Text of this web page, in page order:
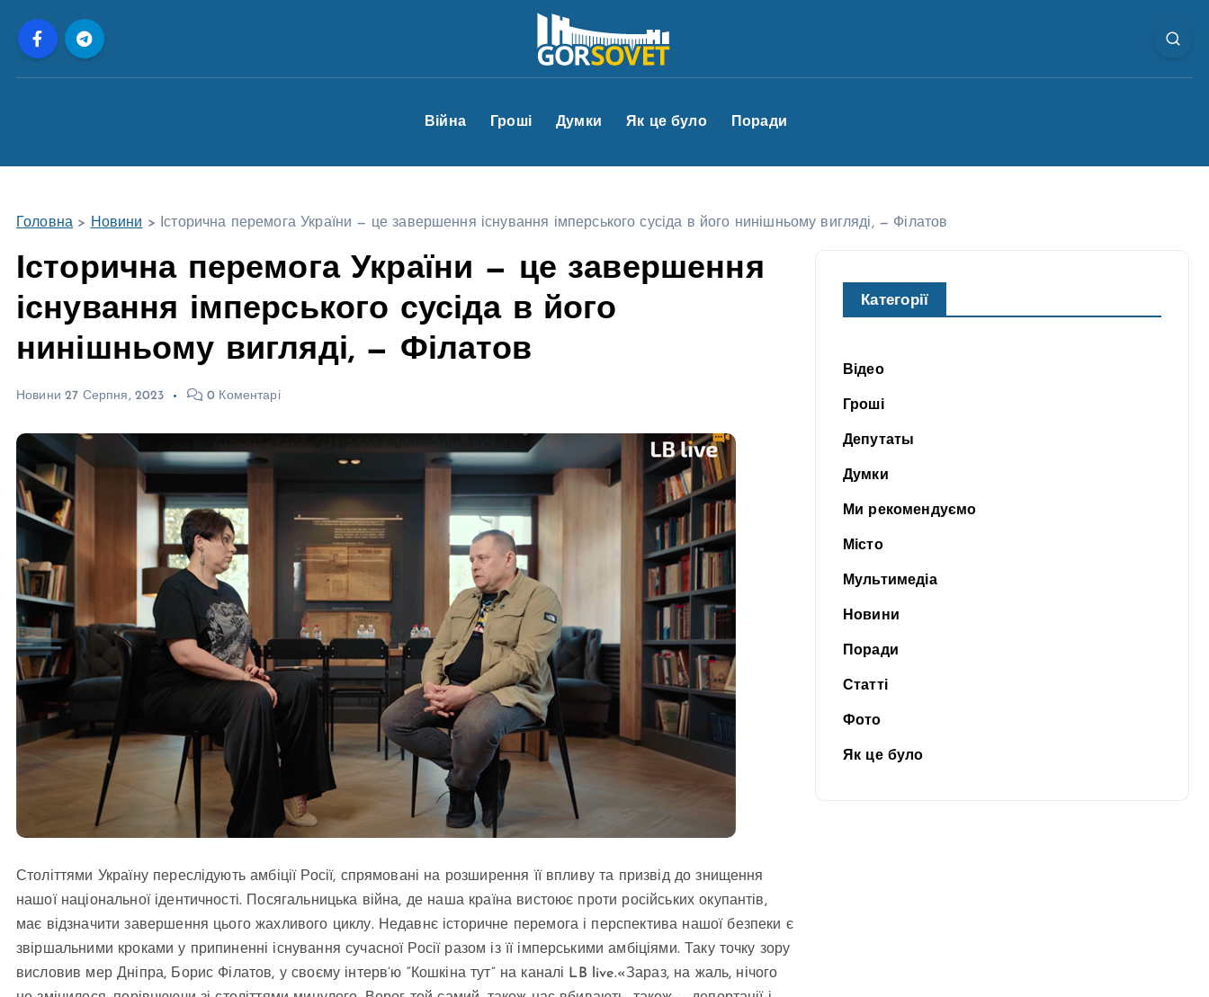
Війна Гроші Думки Як це було Поради
Головна > Новини > Історична перемога України — це завершення існування імперського сусіда в його нинішньому вигляді, — Філатов
Історична перемога України — це завершення
існування імперського сусіда в його
нинішньому вигляді, — Філатов
Новини 27 Серпня, 2023 0 Коментарі
Століттями Україну переслідують амбіції Росії, спрямовані на розширення її впливу та призвід до знищення
нашої національної ідентичності. Посягальницька війна, де наша країна вистоює проти російських окупантів,
має відзначити завершення цього жахливого циклу. Недавнє історичне перемога і перспектива нашої безпеки є
звіршальними кроками у припиненні існування сучасної Росії разом із її імперськими амбіціями. Таку точку зору
висловив мер Дніпра, Борис Філатов, у своєму інтерв’ю “Кошкіна тут” на каналі LB live.«Зараз, на жаль, нічого
Категорії
Відео
Гроші
Депутаты
Думки
Ми рекомендуємо
Місто
Мультимедіа
Новини
Поради
Статті
Фото
Як це було